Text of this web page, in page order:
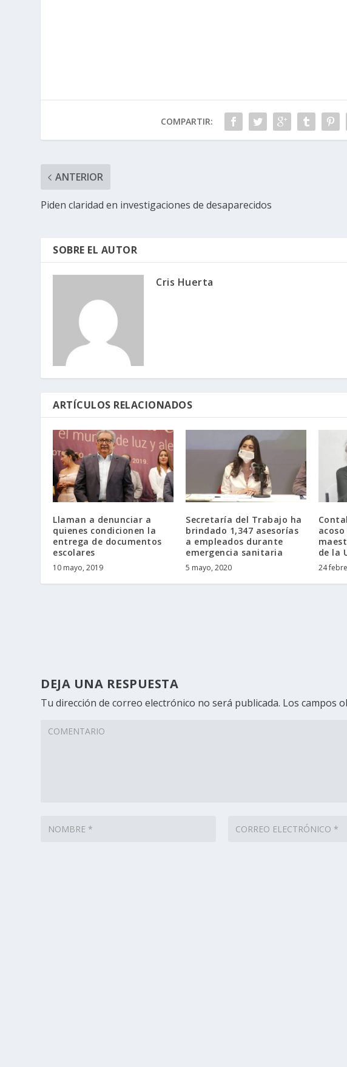
COMPARTIR:
ANTERIOR
Piden claridad en investigaciones de desaparecidos
SOBRE EL AUTOR
Cris Huerta
ARTÍCULOS RELACIONADOS
Llaman a denunciar a
quienes condicionen la
entrega de documentos
escolares
10 mayo, 2019
Secretaría del Trabajo ha
brindado 1,347 asesorías
a empleados durante
emergencia sanitaria
5 mayo, 2020
de la
24
DEJA UNA RESPUESTA
Tu dirección de correo electrónico no será publicada. Los campos